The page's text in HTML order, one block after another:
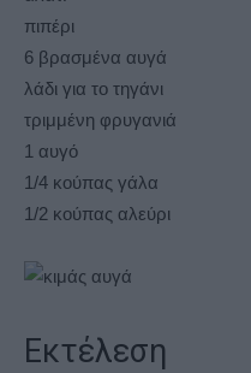
πιπέρι
6 βρασμένα αυγά
λάδι για το τηγάνι
τριμμένη φρυγανιά
1 αυγό
1/4 κούπας γάλα
1/2 κούπας αλεύρι
Εκτέλεση